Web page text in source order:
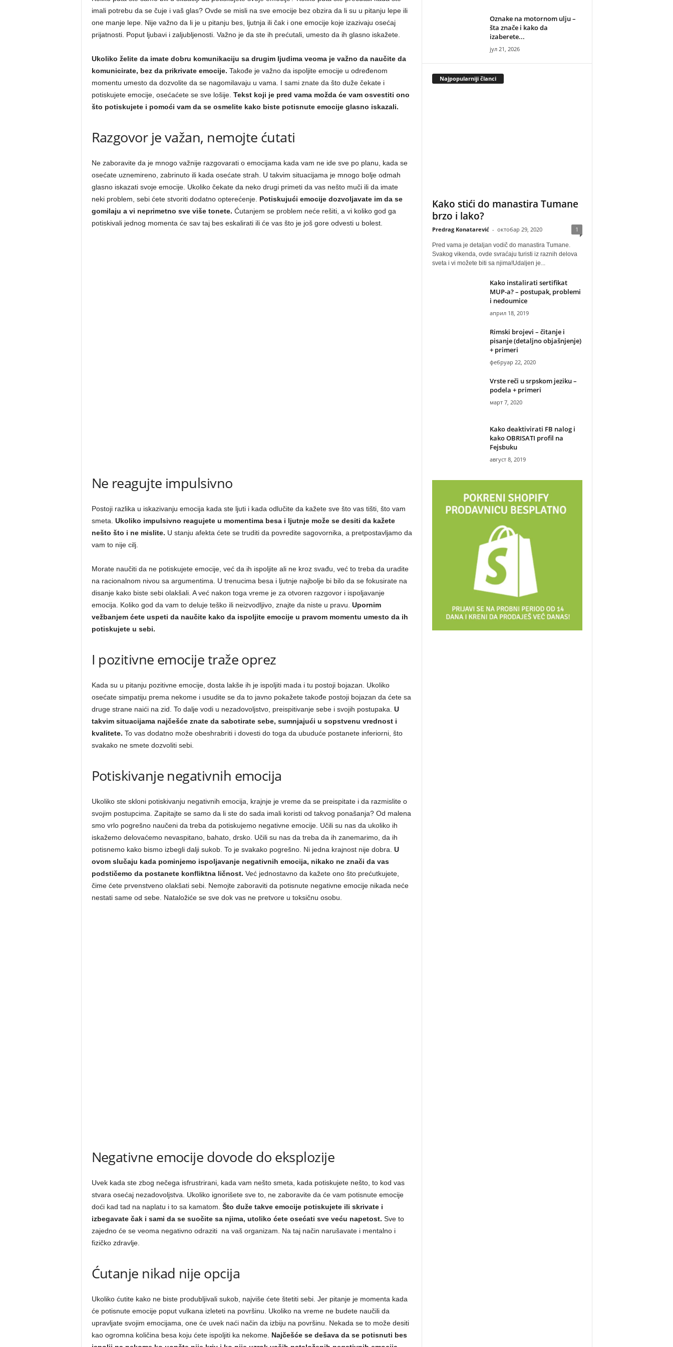
imali potrebu da se čuje i vaš glas? Ovde se misli na sve emocije bez obzira da li su u pitanju lepe ili
one manje lepe. Nije važno da li je u pitanju bes, ljutnja ili čak i one emocije koje izazivaju osećaj
prijatnosti. Poput ljubavi i zaljubljenosti. Važno je da ste ih prećutali, umesto da ih glasno iskažete.
Ukoliko želite da imate dobru komunikaciju sa drugim ljudima veoma je važno da naučite da
komunicirate, bez da prikrivate emocije. Takođe je važno da ispoljite emocije u određenom
momentu umesto da dozvolite da se nagomilavaju u vama. I sami znate da što duže čekate i
potiskujete emocije, osećaćete se sve lošije. Tekst koji je pred vama možda će vam osvestiti ono
što potiskujete i pomoći vam da se osmelite kako biste potisnute emocije glasno iskazali.
Razgovor je važan, nemojte ćutati
Ne zaboravite da je mnogo važnije razgovarati o emocijama kada vam ne ide sve po planu, kada se
osećate uznemireno, zabrinuto ili kada osećate strah. U takvim situacijama je mnogo bolje odmah
glasno iskazati svoje emocije. Ukoliko čekate da neko drugi primeti da vas nešto muči ili da imate
neki problem, sebi ćete stvoriti dodatno opterećenje. Potiskujući emocije dozvoljavate im da se
gomilaju a vi neprimetno sve više tonete. Ćutanjem se problem neće rešiti, a vi koliko god ga
potiskivali jednog momenta će sav taj bes eskalirati ili će vas što je još gore odvesti u bolest.
Ne reagujte impulsivno
Postoji razlika u iskazivanju emocija kada ste ljuti i kada odlučite da kažete sve što vas tišti, što vam
smeta. Ukoliko impulsivno reagujete u momentima besa i ljutnje može se desiti da kažete
nešto što i ne mislite. U stanju afekta ćete se truditi da povredite sagovornika, a pretpostavljamo da
vam to nije cilj.
Morate naučiti da ne potiskujete emocije, već da ih ispoljite ali ne kroz svađu, već to treba da uradite
na racionalnom nivou sa argumentima. U trenucima besa i ljutnje najbolje bi bilo da se fokusirate na
disanje kako biste sebi olakšali. A već nakon toga vreme je za otvoren razgovor i ispoljavanje
emocija. Koliko god da vam to deluje teško ili neizvodljivo, znajte da niste u pravu. Upornim
vežbanjem ćete uspeti da naučite kako da ispoljite emocije u pravom momentu umesto da ih
potiskujete u sebi.
I pozitivne emocije traže oprez
Kada su u pitanju pozitivne emocije, dosta lakše ih je ispoljiti mada i tu postoji bojazan. Ukoliko
osećate simpatiju prema nekome i usudite se da to javno pokažete takođe postoji bojazan da ćete sa
druge strane naići na zid. To dalje vodi u nezadovoljstvo, preispitivanje sebe i svojih postupaka. U
takvim situacijama najčešće znate da sabotirate sebe, sumnjajući u sopstvenu vrednost i
kvalitete. To vas dodatno može obeshrabriti i dovesti do toga da ubuduće postanete inferiorni, što
svakako ne smete dozvoliti sebi.
Potiskivanje negativnih emocija
Ukoliko ste skloni potiskivanju negativnih emocija, krajnje je vreme da se preispitate i da razmislite o
svojim postupcima. Zapitajte se samo da li ste do sada imali koristi od takvog ponašanja? Od malena
smo vrlo pogrešno naučeni da treba da potiskujemo negativne emocije. Učili su nas da ukoliko ih
iskažemo delovaćemo nevaspitano, bahato, drsko. Učili su nas da treba da ih zanemarimo, da ih
potisnemo kako bismo izbegli dalji sukob. To je svakako pogrešno. Ni jedna krajnost nije dobra. U
ovom slučaju kada pominjemo ispoljavanje negativnih emocija, nikako ne znači da vas
podstičemo da postanete konfliktna ličnost. Već jednostavno da kažete ono što prećutkujete,
čime ćete prvenstveno olakšati sebi. Nemojte zaboraviti da potisnute negativne emocije nikada neće
nestati same od sebe. Nataložiće se sve dok vas ne pretvore u toksičnu osobu.
Negativne emocije dovode do eksplozije
Uvek kada ste zbog nečega isfrustrirani, kada vam nešto smeta, kada potiskujete nešto, to kod vas
stvara osećaj nezadovoljstva. Ukoliko ignorišete sve to, ne zaboravite da će vam potisnute emocije
doći kad tad na naplatu i to sa kamatom. Što duže takve emocije potiskujete ili skrivate i
izbegavate čak i sami da se suočite sa njima, utoliko ćete osećati sve veću napetost. Sve to
zajedno će se veoma negativno odraziti na vaš organizam. Na taj način narušavate i mentalno i
fizičko zdravlje.
Ćutanje nikad nije opcija
Ukoliko ćutite kako ne biste produbljivali sukob, najviše ćete štetiti sebi. Jer pitanje je momenta kada
će potisnute emocije poput vulkana izleteti na površinu. Ukoliko na vreme ne budete naučili da
upravljate svojim emocijama, one će uvek naći način da izbiju na površinu. Nekada se to može desiti
kao ogromna količina besa koju ćete ispoljiti ka nekome. Najčešće se dešava da se potisnuti bes
Oznake na motornom ulju –
šta znače i kako da
izaberete...
јул 21, 2026
Najpopularniji članci
Kako stići do manastira Tumane
brzo i lako?
Predrag Konatarević - октобар 29, 2020 1
Pred vama je detaljan vodič do manastira Tumane.
Svakog vikenda, ovde svraćaju turisti iz raznih delova
sveta i vi možete biti sa njima!Udaljen je...
Kako instalirati sertifikat
MUP-a? – postupak, problemi
i nedoumice
април 18, 2019
Rimski brojevi – čitanje i
pisanje (detaljno objašnjenje)
+ primeri
фебруар 22, 2020
Vrste reči u srpskom jeziku –
podela + primeri
март 7, 2020
Kako deaktivirati FB nalog i
kako OBRISATI profil na
Fejsbuku
август 8, 2019